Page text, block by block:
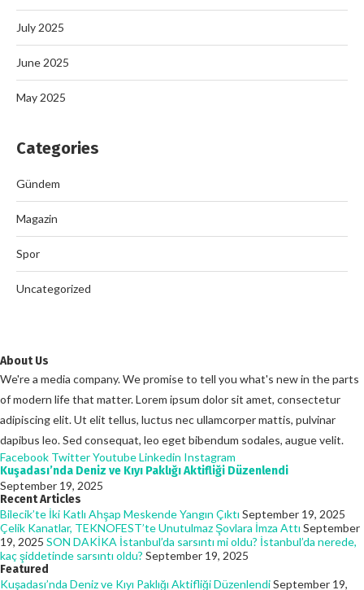
July 2025
June 2025
May 2025
Categories
Gündem
Magazin
Spor
Uncategorized
About Us
We're a media company. We promise to tell you what's new in the parts
of modern life that matter. Lorem ipsum dolor sit amet, consectetur
adipiscing elit. Ut elit tellus, luctus nec ullamcorper mattis, pulvinar
dapibus leo. Sed consequat, leo eget bibendum sodales, augue velit.
Facebook TwitterYoutubeLinkedin Instagram
Kuşadası’nda Deniz ve Kıyı Paklığı Aktifliği Düzenlendi
September 19, 2025
Recent Articles
Bilecik’te İki Katlı Ahşap Meskende Yangın Çıktı September 19, 2025
Çelik Kanatlar, TEKNOFEST’te Unutulmaz Şovlara İmza Attı September
19, 2025 SON DAKİKA İstanbul’da sarsıntı mi oldu? İstanbul’da nerede,
kaç şiddetinde sarsıntı oldu? September 19, 2025
Featured
Kuşadası’nda Deniz ve Kıyı Paklığı Aktifliği DüzenlendiSeptember 19,